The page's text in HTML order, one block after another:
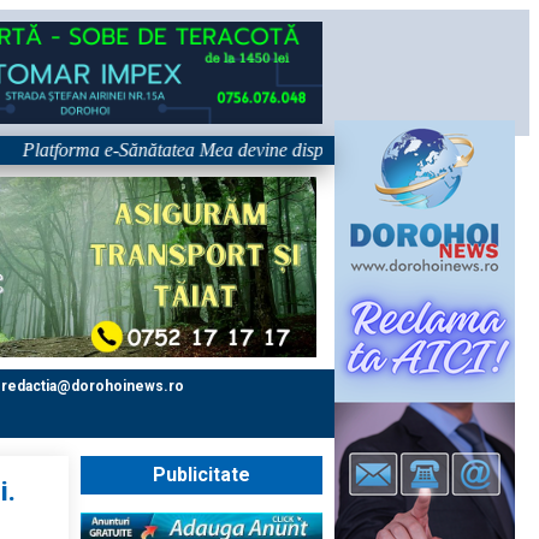
e-Sănătatea Mea devine disponibilă pe 1 septembrie:
redactia@dorohoinews.ro
Publicitate